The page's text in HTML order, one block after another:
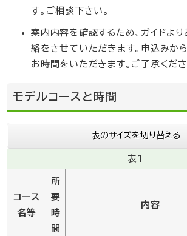
す。ご相談下さい。
案内内容を確認するため、ガイドよ
絡をさせていただきます。申込みか
お時間をいただきます。ご了承くださ
モデルコースと時間
表のサイズを切り替える
表1
コース
名等
所
要
時
間
内容